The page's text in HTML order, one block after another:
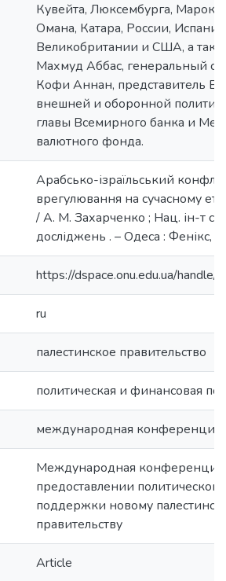
Кувейта, Люксембурга,
Омана, Катара, России,
Великобритании и США, а
Махмуд Аббас, генеральный
Кофи Аннан, представитель
внешней и оборонной
главы Всемирного банка и
валютного фонда.
Арабсько-ізраїльський
врегулювання на сучасному
/ А. М. Захарченко ; Нац. ін-т
досліджень . – Одеса : Фенікс,
https://dspace.onu.edu.ua/
ru
палестинское правительство
политическая и финансовая
международная конференция
Международная
предоставлении
поддержки новому
правительству
Article